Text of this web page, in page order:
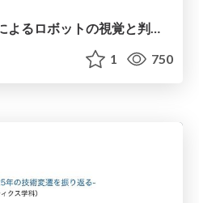
コンピュータビジョンによるロボットの視覚と判断：宇宙空間での適応と課題
1 750